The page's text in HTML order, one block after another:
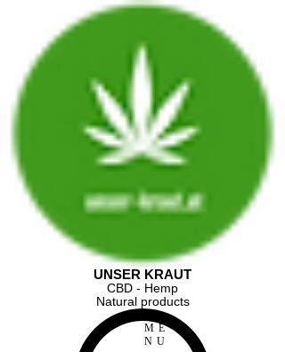
UNSER KRAUT
CBD - Hemp
Natural products
ME
NU